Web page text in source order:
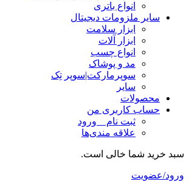
انواع باتری
سایر ملزومات دیجیتال
ابزار سلامت
ابزار آلات
انواع چسب
مد و پوشاک
سوپرمارکت|سوپر تِک
سایر
محصولات
حساب کاربری من
ثبت نام _ ورود
علاقه مندی‌ها
سبد خرید شما خالی است.
ورود/عضویت